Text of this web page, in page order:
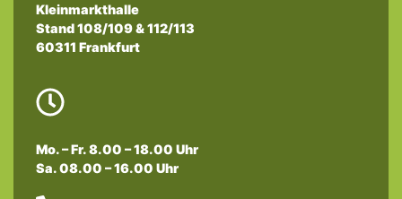
Kleinmarkthalle
Stand 108/109 & 112/113
60311 Frankfurt
Mo. – Fr. 8.00 – 18.00 Uhr
Sa. 08.00 – 16.00 Uhr